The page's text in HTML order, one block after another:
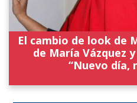
El cambio de look de
de María Vázquez
“Nuevo día,